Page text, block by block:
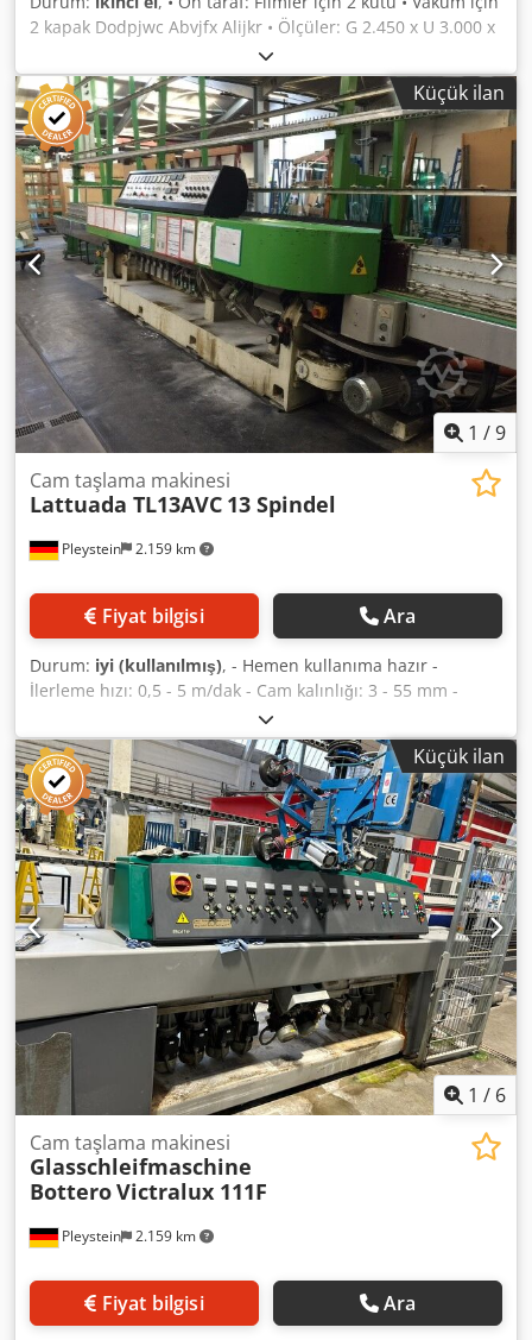
2 kapak Dodpjwc Abvjfx Alijkr • Ölçüler: G 2.450 x U 3.000 x
Y 2.650 mm • Çift ayna veya lamine cam üretimi için • Fiyat
talep üzerine
Küçük ilan
1 /9
Pleystein 2.159 km
Cam taşlama makinesi
Lattuada TL13AVC 13 Spindel
Fiyat bilgisi Ara
Durum: iyi (kullanılmış), - Hemen kullanıma hazır -
İlerleme hızı: 0,5 - 5 m/dak - Cam kalınlığı: 3 - 55 mm -
45°'ye kadar gönye taşlama yapabilir - 13 taşlama ve
parlatma diski - Eksiksiz dokümantasyon mevcut - Ağırlık:
5700 kg - Düzenli olarak bakımı yapılmış ve su arıtma
sistemi ile çalıştırılmıştır, - çok temiz makine - Bağlı yükler:
26 kW, 400 V, 50 Hz, 6 bar Dedpfxetqr Hpe Alijkr
Küçük ilan
1 / 6
Pleystein 2.159 km
Cam taşlama makinesi
Glasschleifmaschine
BotteroVictralux 111F
Fiyat bilgisi Ara